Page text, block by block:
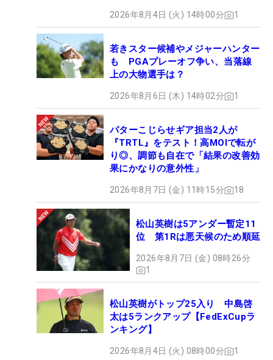
2026年8月4日 (火) 14時00分 1
若きスター候補やメジャーハンター
も PGAプレーオフ争い、当落線
上の大物選手は？
2026年8月6日 (木) 14時02分 1
パターこじらせギア担当2人が
『TRTL』をテスト！高MOIで転が
り◎、調節も自在で「結果の改善効
果にかなりの意外性」
2026年8月7日 (金) 11時15分 18
松山英樹は5アンダー暫定11
位 第1Rは悪天候のため順延
2026年8月7日 (金) 08時26分
1
松山英樹がトップ25入り 中島啓
太は5ランクアップ【FedExCupラ
ンキング】
2026年8月4日 (火) 08時00分 1